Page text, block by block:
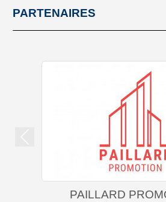
PARTENAIRES
PAILLARD